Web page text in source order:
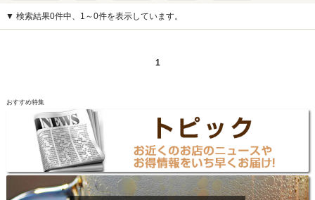
キッズルーム
安い デート
▼ 検索結果0件中、1～0件を表示しています。
1
おすすめ特集